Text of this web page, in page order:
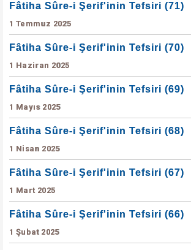
Fâtiha Sûre-i Şerif'inin Tefsiri (71)
1 Temmuz 2025
Fâtiha Sûre-i Şerif'inin Tefsiri (70)
1 Haziran 2025
Fâtiha Sûre-i Şerif'inin Tefsiri (69)
1 Mayıs 2025
Fâtiha Sûre-i Şerif'inin Tefsiri (68)
1 Nisan 2025
Fâtiha Sûre-i Şerif'inin Tefsiri (67)
1 Mart 2025
Fâtiha Sûre-i Şerif'inin Tefsiri (66)
1 Şubat 2025